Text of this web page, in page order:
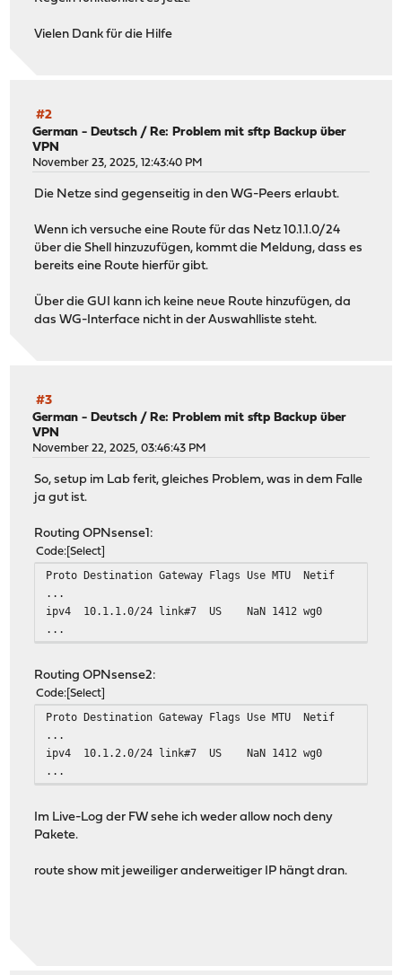
Vielen Dank für die Hilfe
#2
German - Deutsch /Re: Problem mit sftp Backup über
VPN
November 23, 2025, 12:43:40 PM
Die Netze sind gegenseitig in den WG-Peers erlaubt.
Wenn ich versuche eine Route für das Netz 10.1.1.0/24
über die Shell hinzuzufügen, kommt die Meldung, dass es
bereits eine Route hierfür gibt.
Über die GUI kann ich keine neue Route hinzufügen, da
das WG-Interface nicht in der Auswahlliste steht.
#3
German - Deutsch /Re: Problem mit sftp Backup über
VPN
November 22, 2025, 03:46:43 PM
So, setup im Lab ferit, gleiches Problem, was in dem Falle
ja gut ist.
Routing OPNsense1:
Code Select
Proto Destination Gateway Flags Use MTU Netif
...
ipv4 10.1.1.0/24 link#7 US NaN 1412 wg0
...
Routing OPNsense2:
Code Select
Proto Destination Gateway Flags Use MTU Netif
...
ipv4 10.1.2.0/24 link#7 US NaN 1412 wg0
...
Im Live-Log der FW sehe ich weder allow noch deny
Pakete.
route show mit jeweiliger anderweitiger IP hängt dran.